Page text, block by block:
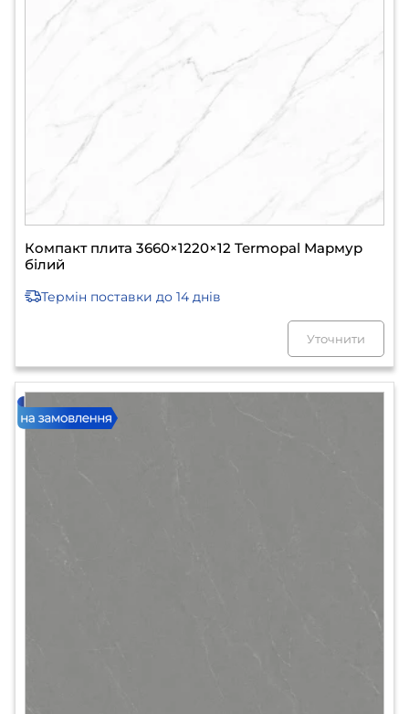
Компакт плита 3660×1220×12 Termopal Мармур
білий
Термін поставки до 14 днів
Уточнити